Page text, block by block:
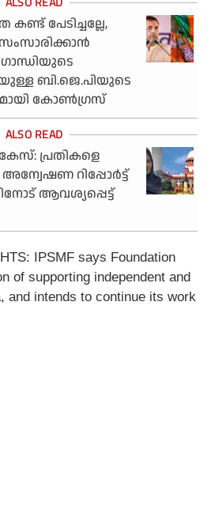
പേടിച്ചല്ലേ,
ബി.ജെ.പിയുടെ
കോണ്‍ഗ്രസ്
പ്രതികളെ
അന്വേഷണ റിപ്പോര്‍ട്ട്
ആവശ്യപ്പെട്ട്
IPSMF says Foundation
of supporting independent and
and intends to continue its work